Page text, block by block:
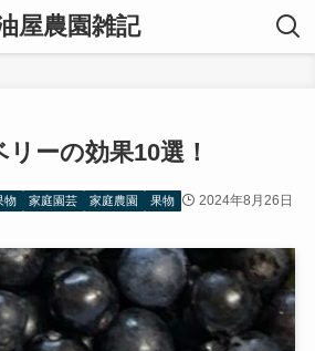
屋農園雑記
ーの効果10選！
物 家庭園芸 家庭農園 果物 2024年8月26日